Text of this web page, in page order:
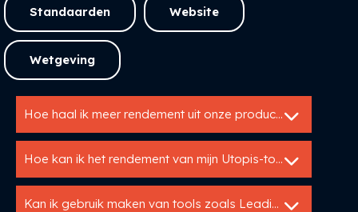
Standaarden Website
Wetgeving
Hoe haal ik meer rendement uit onze productdata?
Hoe kan ik het rendement van mijn Utopis-tools meten?
Kan ik gebruik maken van tools zoals Leadinfo of SalesFeed?